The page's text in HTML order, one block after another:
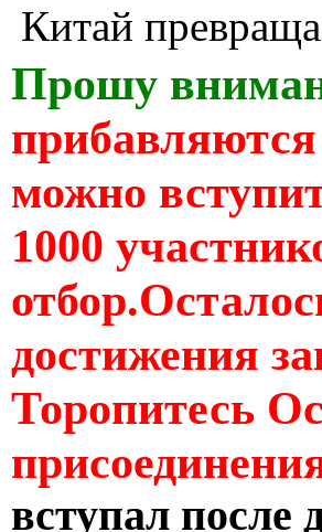
Китай
Прошу
можно
1000
достижения
Торопитесь
вступал после